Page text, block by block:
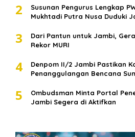
2
Susunan Pengurus Lengkap
Mukhtadi Putra Nusa Duduki
3
Dari Pantun untuk Jambi,
Rekor MURI
4
Denpom II/2 Jambi Pastikan
Penanggulangan Bencana
5
Ombudsman Minta Portal
Jambi Segera di Aktifkan